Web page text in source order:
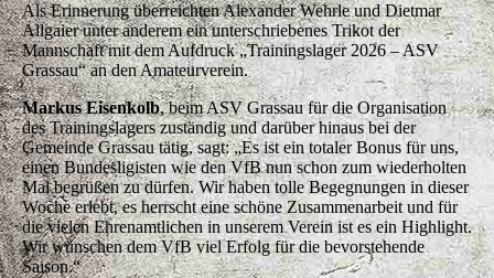
Als Erinnerung überreichten Alexander Wehrle und Dietmar
Allgaier unter anderem ein unterschriebenes Trikot der
Mannschaft mit dem Aufdruck „Trainingslager 2026 – ASV
Grassau“ an den Amateurverein.
Markus Eisenkolb, beim ASV Grassau für die Organisation
des Trainingslagers zuständig und darüber hinaus bei der
Gemeinde Grassau tätig, sagt: „Es ist ein totaler Bonus für uns,
einen Bundesligisten wie den VfB nun schon zum wiederholten
Mal begrüßen zu dürfen. Wir haben tolle Begegnungen in dieser
Woche erlebt, es herrscht eine schöne Zusammenarbeit und für
die vielen Ehrenamtlichen in unserem Verein ist es ein Highlight.
Wir wünschen dem VfB viel Erfolg für die bevorstehende
Saison.“